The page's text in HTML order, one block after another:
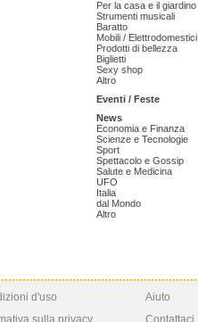
Per la casa e il giardino
Strumenti musicali
Baratto
Mobili / Elettrodomestici
Prodotti di bellezza
Biglietti
Sexy shop
Altro
Eventi / Feste
News
Economia e Finanza
Scienze e Tecnologie
Sport
Spettacolo e Gossip
Salute e Medicina
UFO
Italia
dal Mondo
Altro
d'uso
sulla privacy
Aiuto
Contattaci